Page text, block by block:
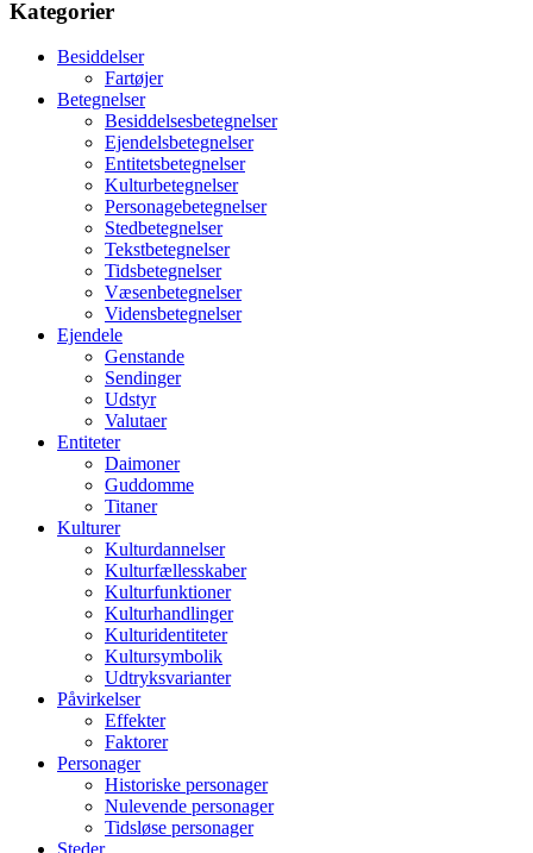
Kategorier
Besiddelser
Fartøjer
Betegnelser
Besiddelsesbetegnelser
Ejendelsbetegnelser
Entitetsbetegnelser
Kulturbetegnelser
Personagebetegnelser
Stedbetegnelser
Tekstbetegnelser
Tidsbetegnelser
Væsenbetegnelser
Vidensbetegnelser
Ejendele
Genstande
Sendinger
Udstyr
Valutaer
Entiteter
Daimoner
Guddomme
Titaner
Kulturer
Kulturdannelser
Kulturfællesskaber
Kulturfunktioner
Kulturhandlinger
Kulturidentiteter
Kultursymbolik
Udtryksvarianter
Påvirkelser
Effekter
Faktorer
Personager
Historiske personager
Nulevende personager
Tidsløse personager